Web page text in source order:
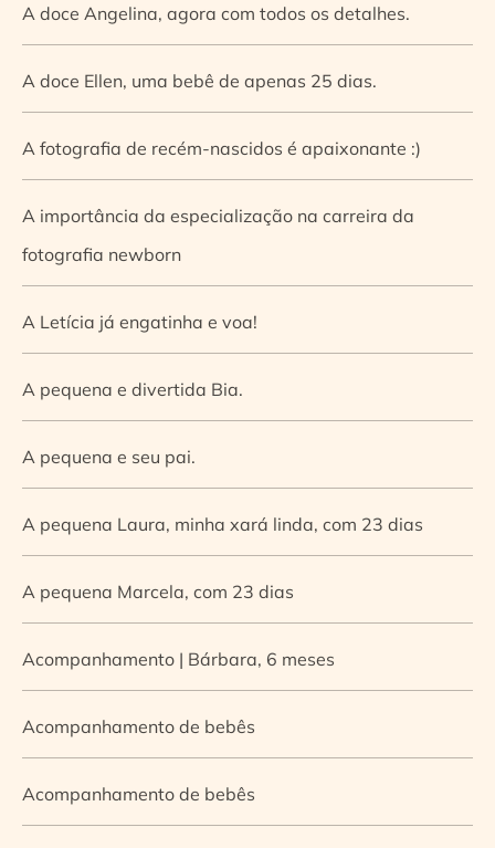
A doce Angelina, agora com todos os detalhes.
A doce Ellen, uma bebê de apenas 25 dias.
A fotografia de recém-nascidos é apaixonante :)
A importância da especialização na carreira da
fotografia newborn
A Letícia já engatinha e voa!
A pequena e divertida Bia.
A pequena e seu pai.
A pequena Laura, minha xará linda, com 23 dias
A pequena Marcela, com 23 dias
Acompanhamento | Bárbara, 6 meses
Acompanhamento de bebês
Acompanhamento de bebês